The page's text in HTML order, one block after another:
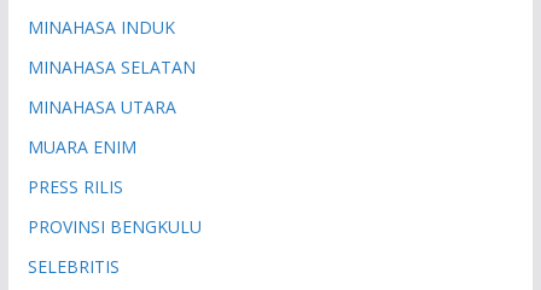
MINAHASA INDUK
MINAHASA SELATAN
MINAHASA UTARA
MUARA ENIM
PRESS RILIS
PROVINSI BENGKULU
SELEBRITIS